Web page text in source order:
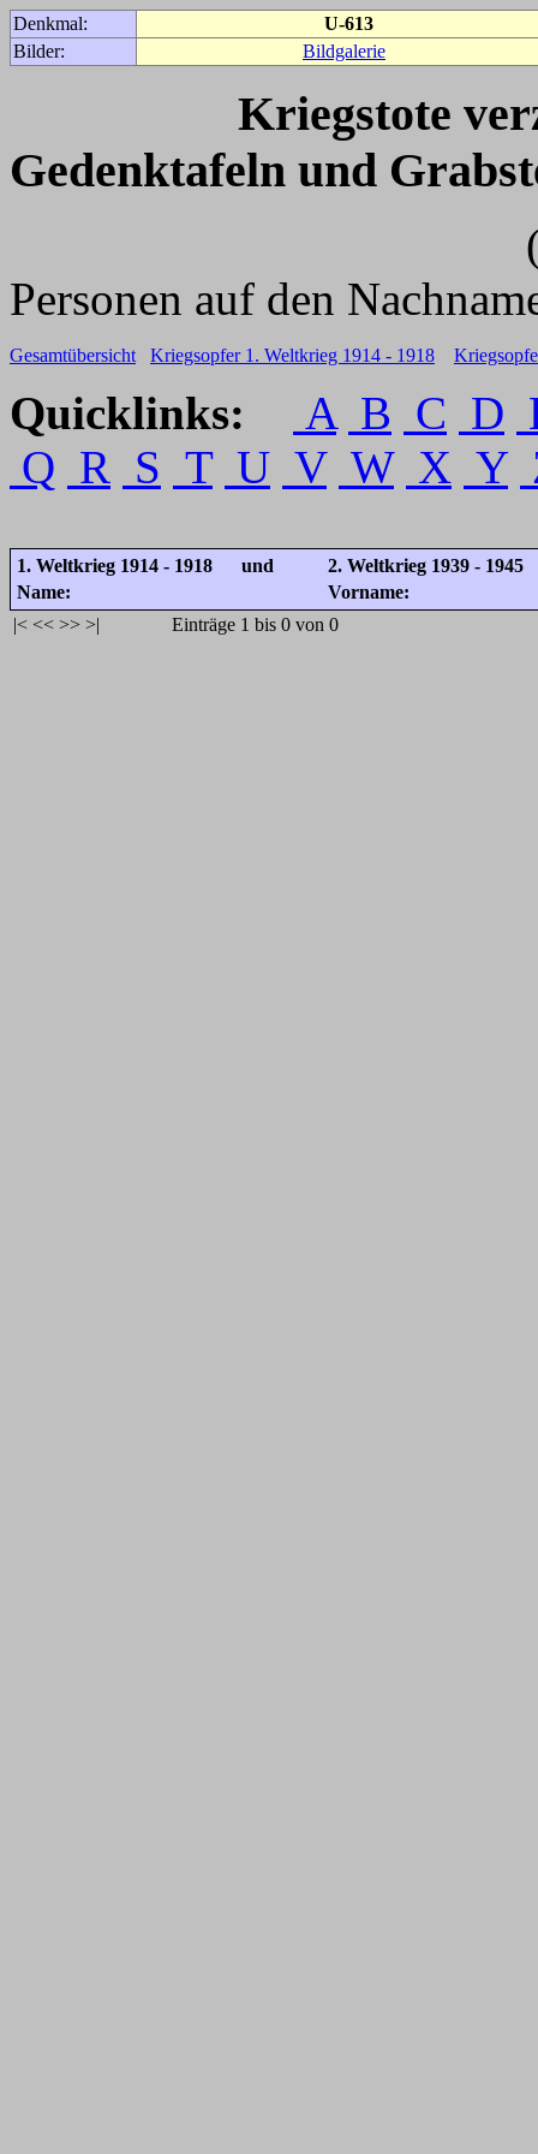
Denkmal:
U-613
Bilder:
Bildgalerie
Kriegstote
Gedenktafeln und
(Für weitere
Personen auf den
Gesamtübersicht Kriegsopfer 1. Weltkrieg 1914 - 1918
Quicklinks: A B C D
Q R S T U V W X Y
1. Weltkrieg 1914 - 1918 und
2. Weltkrieg 1939 - 1945
Name:
Vorname:
|< << >> >| Einträge 1 bis 0 von 0